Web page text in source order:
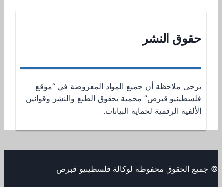
حقوق النشر
يرجى ملاحظة أن جميع المواد المعروضة في “موقع
فلسطينيو قبرص” محمية بحقوق الطبع والنشر وقوانين
الألفية الرقمية لحماية البيانات.
© جميع الحقوق محفوظة لوكالة فلسطينيو قبرص